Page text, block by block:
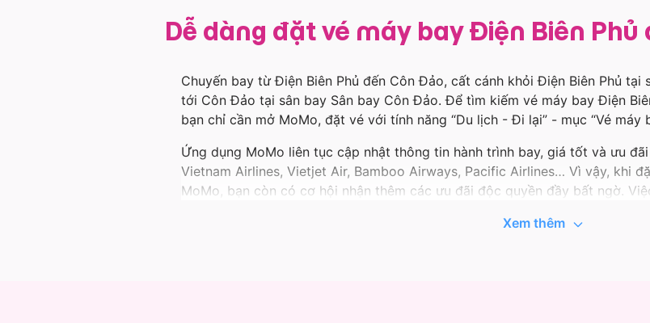
Dễ dàng đặt vé máy bay Điện Biên
Chuyến bay từ Điện Biên Phủ đến Côn Đảo, cất cánh khỏi Điện Biên Phủ tại
tới Côn Đảo tại sân bay Sân bay Côn Đảo. Để tìm kiếm vé máy bay Điện
bạn chỉ cần mở MoMo, đặt vé với tính năng “Du lịch - Đi lại” - mục “Vé máy
Ứng dụng MoMo liên tục cập nhật thông tin hành trình bay, giá tốt và ưu
Vietnam Airlines, Vietjet Air, Bamboo Airways, Pacific Airlines… Vì vậy, khi
MoMo, bạn còn có cơ hội nhận thêm các ưu đãi độc quyền đầy bất ngờ.
Xem thêm